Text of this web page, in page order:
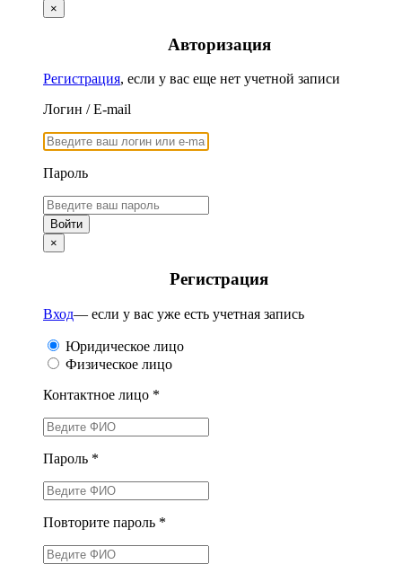
×
Авторизация
Регистрация, если у вас еще нет учетной записи
Логин / E-mail
Пароль
×
Регистрация
Вход— если у вас уже есть учетная запись
Юридическое лицо
Физическое лицо
Контактное лицо *
Пароль *
Повторите пароль *